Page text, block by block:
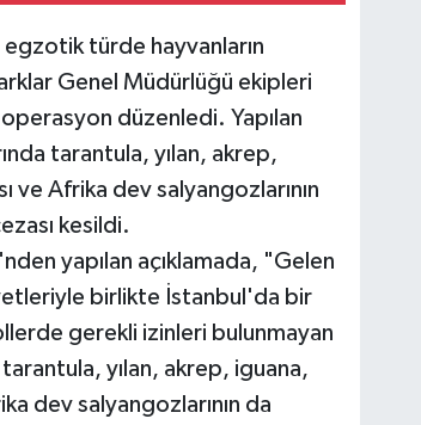
türde hayvanların
Genel Müdürlüğü ekipleri
düzenledi. Yapılan
tarantula, yılan, akrep,
ve Afrika dev salyangozlarının
kesildi.
yapılan açıklamada, "Gelen
birlikte İstanbul'da bir
gerekli izinleri bulunmayan
yılan, akrep, iguana,
dev salyangozlarının da